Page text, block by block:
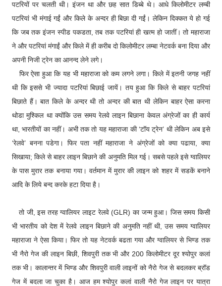
पटरियों पर चलती थी। इंजन था और छह सात डिब्बे थे। आधे किलोमीटर लम्बी
पटरियां भी मंगाई गईं और किले के अन्दर ही बिछा दी गईं। लेकिन दिक्कत ये हो गई
कि जब तक इंजन स्पीड पकडता, तब तक पटरियां ही खत्म हो जातीं। तो महाराजा
ने और पटरियां मंगाईं और किले में ही करीब दो किलोमीटर लम्बा नेटवर्क बना दिया और
अपनी निजी ट्रेन का आनन्द लेने लगे।
फिर ऐसा हुआ कि यह भी महाराजा को कम लगने लगा। किले में इतनी जगह नहीं
थी कि इससे भी ज्यादा पटरियां बिछाई जायें। तय हुआ कि किले से बाहर पटरियां
बिछाते हैं। बात किले के अन्दर थी तो अन्दर की बात थी लेकिन बाहर ऐसा करना
थोडा मुश्किल था क्योंकि उस समय रेलवे लाइन बिछाना केवल अंग्रेजों का ही कार्य
था, भारतीयों का नहीं। अभी तक तो यह महाराजा की ‘टॉय ट्रेन’ थी लेकिन अब इसे
‘रेलवे’ बनना पडेगा। फिर पता नहीं महाराजा ने अंग्रेजों को क्या पढाया, क्या
सिखाया; किले से बाहर लाइन बिछाने की अनुमति मिल गई। सबसे पहले इसे ग्वालियर
के पास मुरार तक बनाया गया। वर्तमान में मुरार की लाइन को शहर में सडकें बनाने
आदि के लिये बन्द करके हटा दिया है।
तो जी, इस तरह ग्वालियर लाइट रेलवे (GLR) का जन्म हुआ। जिस समय किसी
भी भारतीय को देश में रेलवे लाइन बिछाने की अनुमति नहीं थी, उस समय ग्वालियर
महाराजा ने ऐसा किया। फिर तो यह नेटवर्क बढता गया और ग्वालियर से भिण्ड तक
भी नैरो गेज की लाइन बिछी, शिवपुरी तक भी और 200 किलोमीटर दूर श्योपुर कलां
तक भी। कालान्तर में भिण्ड और शिवपुरी वाली लाइनों को नैरो गेज से बदलकर ब्रॉड
गेज में बदला जा चुका है। आज हम श्योपुर कलां वाली नैरो गेज लाइन पर यात्रा